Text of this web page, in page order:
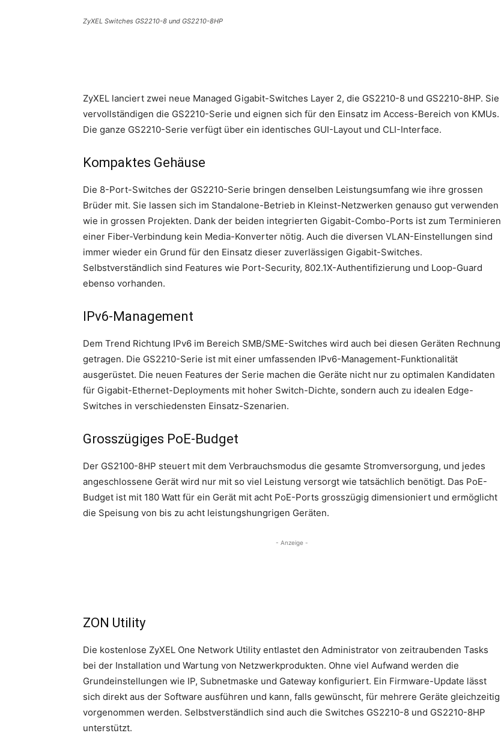
ZyXEL Switches GS2210-8 und GS2210-8HP
ZyXEL lanciert zwei neue Managed Gigabit-Switches Layer 2, die GS2210-8 und GS2210-8HP. Sie
vervollständigen die GS2210-Serie und eignen sich für den Einsatz im Access-Bereich von KMUs.
Die ganze GS2210-Serie verfügt über ein identisches GUI-Layout und CLI-Interface.
Kompaktes Gehäuse
Die 8-Port-Switches der GS2210-Serie bringen denselben Leistungsumfang wie ihre grossen
Brüder mit. Sie lassen sich im Standalone-Betrieb in Kleinst-Netzwerken genauso gut verwenden
wie in grossen Projekten. Dank der beiden integrierten Gigabit-Combo-Ports ist zum Terminieren
einer Fiber-Verbindung kein Media-Konverter nötig. Auch die diversen VLAN-Einstellungen sind
immer wieder ein Grund für den Einsatz dieser zuverlässigen Gigabit-Switches.
Selbstverständlich sind Features wie Port-Security, 802.1X-Authentifizierung und Loop-Guard
ebenso vorhanden.
IPv6-Management
Dem Trend Richtung IPv6 im Bereich SMB/SME-Switches wird auch bei diesen Geräten Rechnung
getragen. Die GS2210-Serie ist mit einer umfassenden IPv6-Management-Funktionalität
ausgerüstet. Die neuen Features der Serie machen die Geräte nicht nur zu optimalen Kandidaten
für Gigabit-Ethernet-Deployments mit hoher Switch-Dichte, sondern auch zu idealen Edge-
Switches in verschiedensten Einsatz-Szenarien.
Grosszügiges PoE-Budget
Der GS2100-8HP steuert mit dem Verbrauchsmodus die gesamte Stromversorgung, und jedes
angeschlossene Gerät wird nur mit so viel Leistung versorgt wie tatsächlich benötigt. Das PoE-
Budget ist mit 180 Watt für ein Gerät mit acht PoE-Ports grosszügig dimensioniert und ermöglicht
die Speisung von bis zu acht leistungshungrigen Geräten.
- Anzeige -
ZON Utility
Die kostenlose ZyXEL One Network Utility entlastet den Administrator von zeitraubenden Tasks
bei der Installation und Wartung von Netzwerkprodukten. Ohne viel Aufwand werden die
Grundeinstellungen wie IP, Subnetmaske und Gateway konfiguriert. Ein Firmware-Update lässt
sich direkt aus der Software ausführen und kann, falls gewünscht, für mehrere Geräte gleichzeitig
vorgenommen werden. Selbstverständlich sind auch die Switches GS2210-8 und GS2210-8HP
unterstützt.